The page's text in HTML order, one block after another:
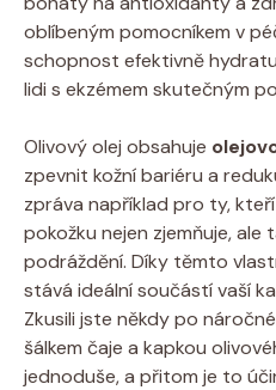
oblíbeným⁣ pomocníkem v
schopnost efektivně
lidi s ⁤ekzémem skutečným
Olivový ⁢olej obsahuje‍
zpevnit kožní bariéru ‌a
zpráva⁣ například ⁢pro ty,
pokožku nejen zjemňuje, ale
podráždění. ​Díky⁤ těmto
stává ideální součástí‍ vaší
Zkusili ‍jste ⁣někdy po
šálkem čaje⁤ a kapkou
jednoduše, a přitom⁣ je to